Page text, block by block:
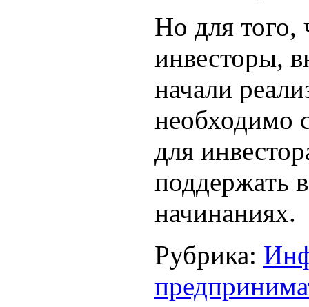
Но для
инвесторы,
начали
необходимо
для
поддержать
начинаниях.
Рубрика: